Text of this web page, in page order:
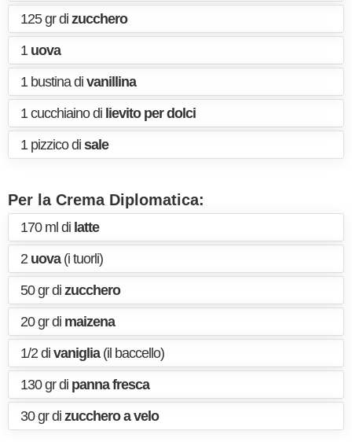
125 gr di zucchero
1 uova
1 bustina di vanillina
1 cucchiaino di lievito per dolci
1 pizzico di sale
Per la Crema Diplomatica:
170 ml di latte
2 uova(i tuorli)
50 gr di zucchero
20 gr di maizena
1/2 di vaniglia(il baccello)
130 gr di panna fresca
30 gr di zucchero a velo